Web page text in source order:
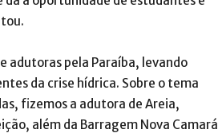
adutoras pela Paraíba, levando
da crise hídrica. Sobre o tema
fizemos a adutora de Areia,
além da Barragem Nova Camará